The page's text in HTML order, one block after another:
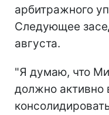
арбитражного
Следующее
августа.
"Я думаю, что
должно активно